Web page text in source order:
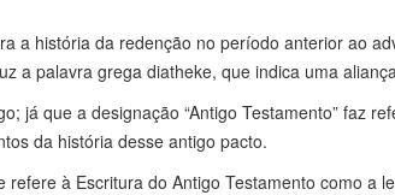
a história da redenção no período anterior ao
a palavra grega diatheke, que indica uma
já que a designação “Antigo Testamento” faz
da história desse antigo pacto.
à Escritura do Antigo Testamento como a